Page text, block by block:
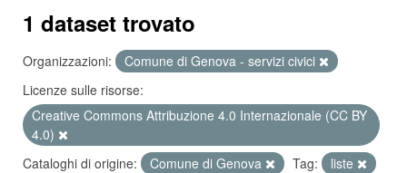
1 dataset trovato
Organizzazioni:
Comune di Genova - servizi civici
Licenze sulle risorse:
Creative Commons Attribuzione 4.0 Internazionale (CC BY
4.0)
Cataloghi di origine:
Comune di Genova Tag:
liste